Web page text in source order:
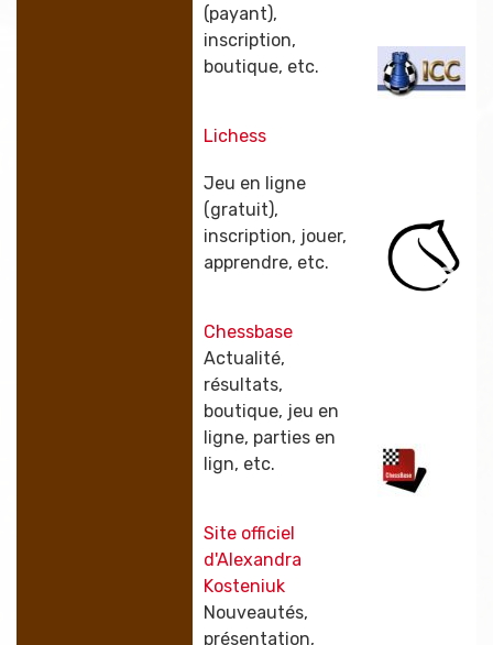
(payant),
inscription,
boutique, etc.
Lichess
Jeu en ligne
(gratuit),
inscription, jouer,
apprendre, etc.
Chessbase
Actualité,
résultats,
boutique, jeu en
ligne, parties en
lign, etc.
Site officiel
d'Alexandra
Kosteniuk
Nouveautés,
présentation,